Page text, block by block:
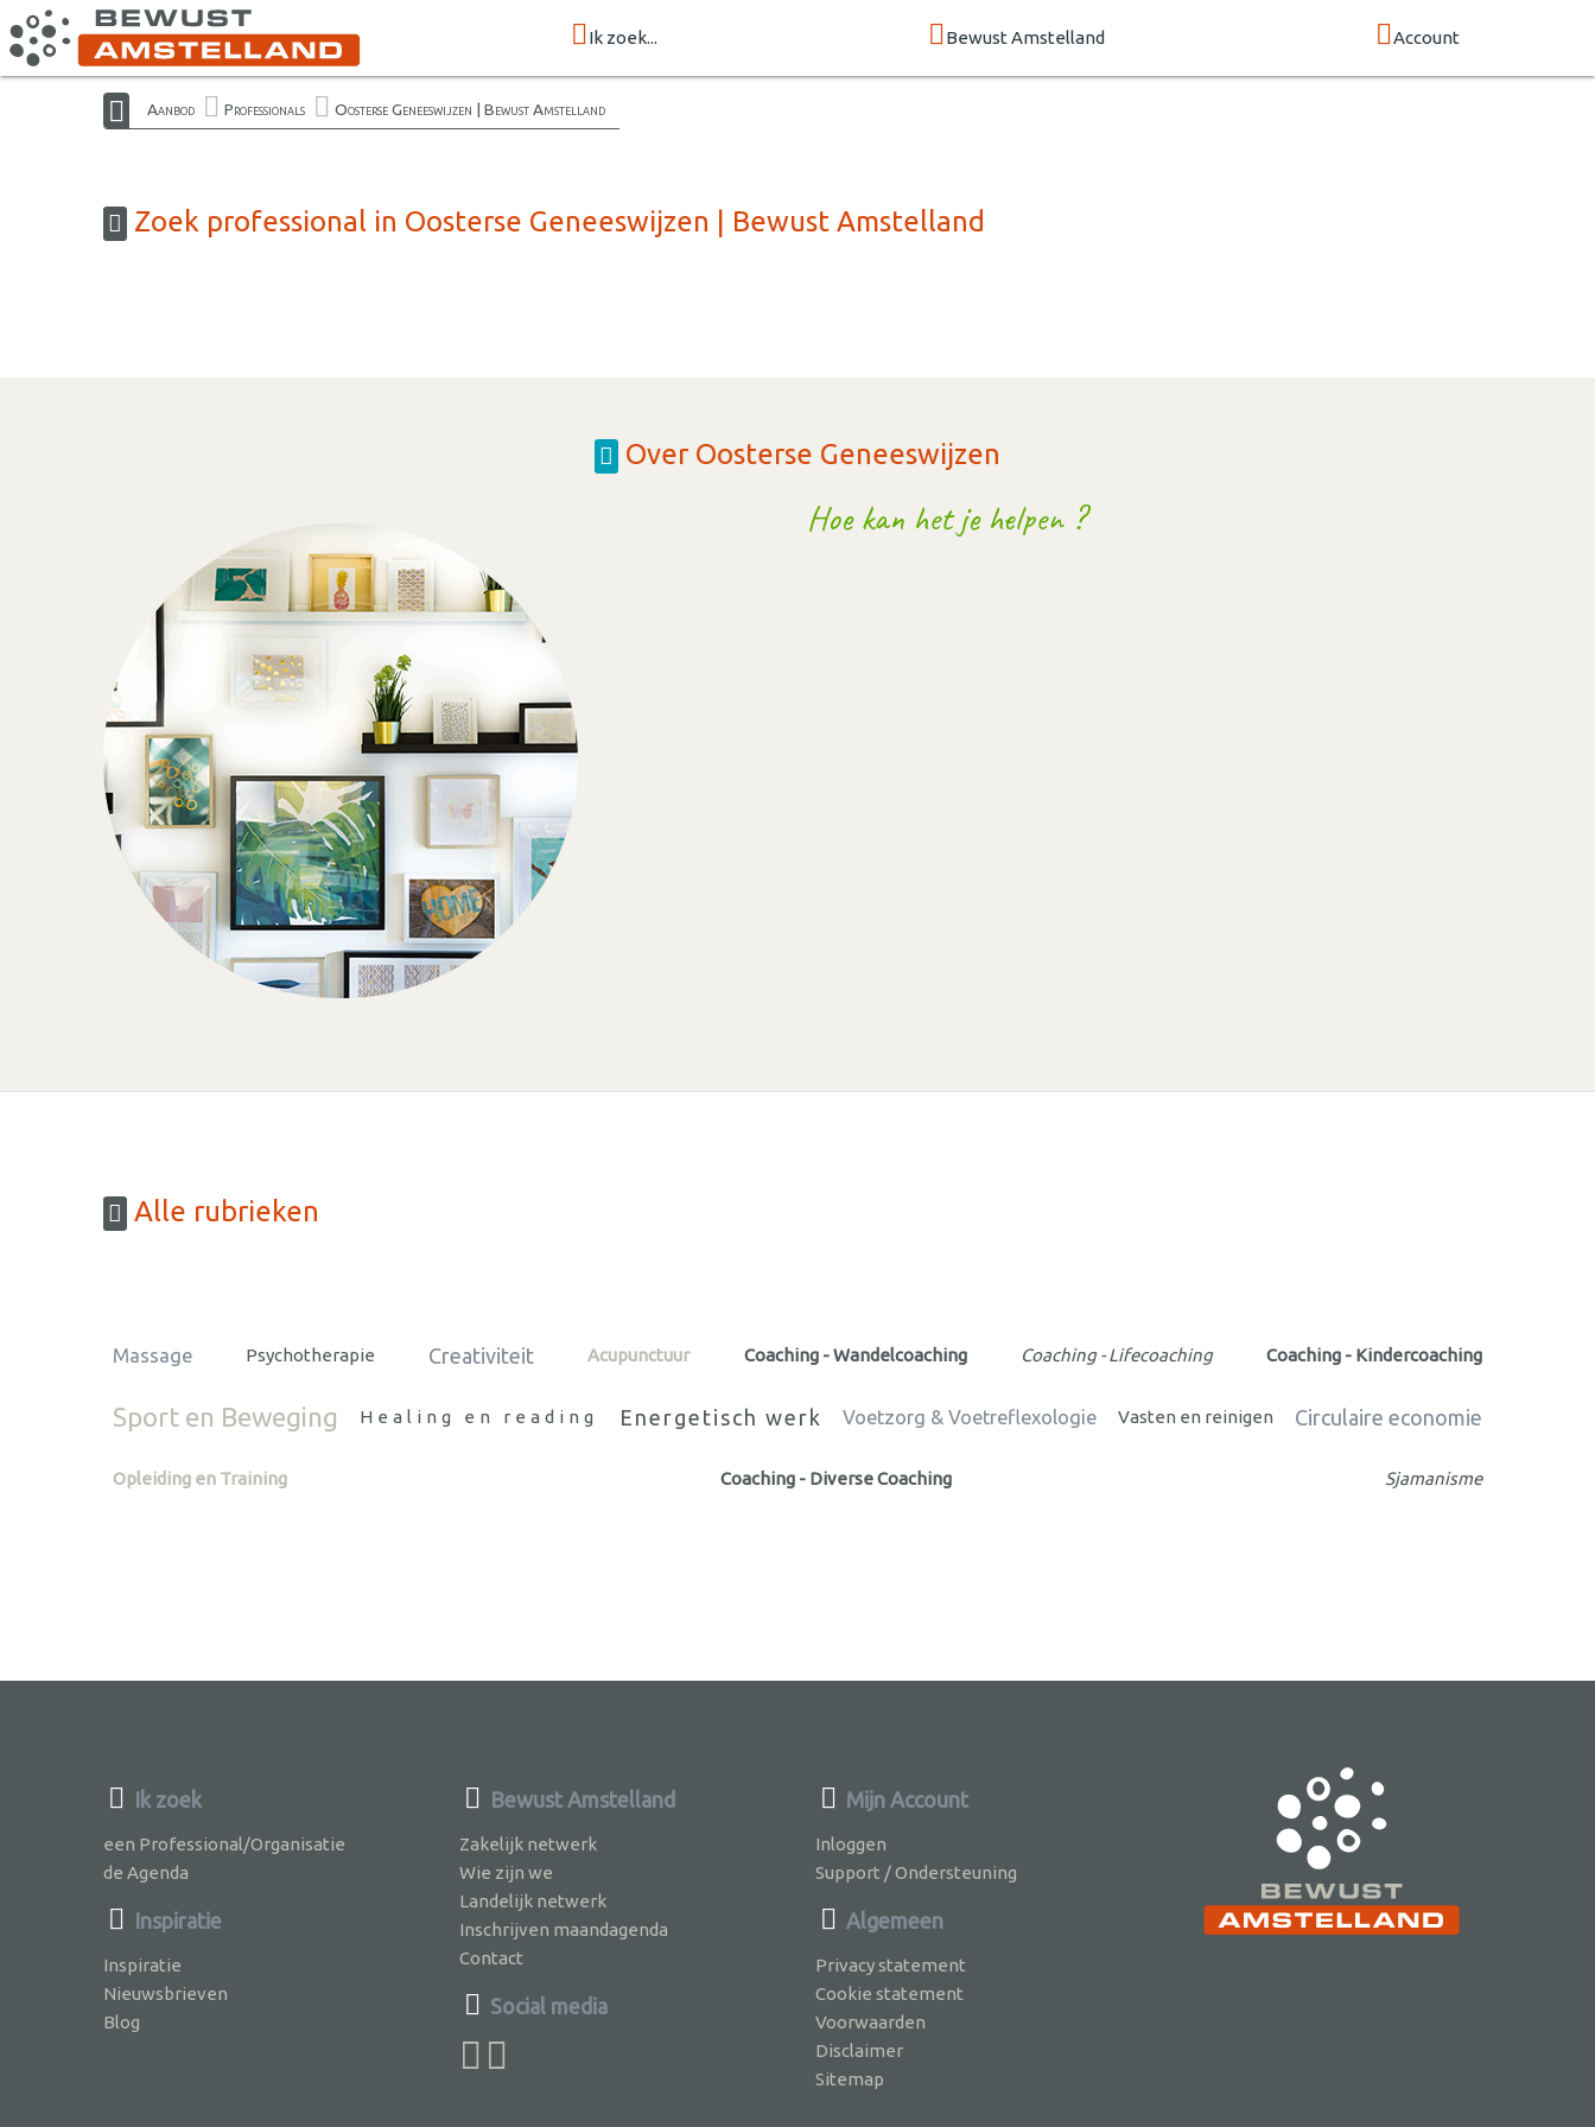
Ik zoek... Bewust Amstelland Account
Aanbod Professionals Oosterse Geneeswijzen | Bewust Amstelland
Zoek professional in Oosterse Geneeswijzen | Bewust Amstelland
Over Oosterse Geneeswijzen
Hoe kan het je helpen ?
Alle rubrieken
Massage Psychotherapie Creativiteit Acupunctuur Coaching - Wandelcoaching Coaching - Lifecoaching Coaching - Kindercoaching
Sport en Beweging Healing en reading Energetisch werk Voetzorg & Voetreflexologie Vasten en reinigen Circulaire economie
Opleiding en Training Coaching - Diverse Coaching Sjamanisme
Ik zoek
een Professional/Organisatie
de Agenda
Inspiratie
Inspiratie
Nieuwsbrieven
Blog
Bewust Amstelland
Zakelijk netwerk
Wie zijn we
Landelijk netwerk
Inschrijven maandagenda
Contact
Social media
Mijn Account
Inloggen
Support / Ondersteuning
Algemeen
Privacy statement
Cookie statement
Voorwaarden
Disclaimer
Sitemap